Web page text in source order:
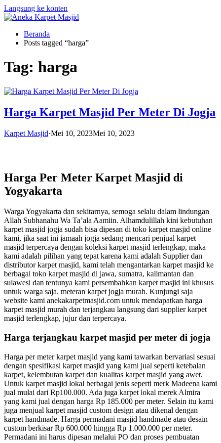
Langsung ke konten
Beranda
Posts tagged “harga”
Tag: harga
Harga Karpet Masjid Per Meter Di Jogja
Karpet Masjid·Mei 10, 2023Mei 10, 2023
Harga Per Meter Karpet Masjid di
Yogyakarta
Warga Yogyakarta dan sekitarnya, semoga selalu dalam lindungan
Allah Subhanahu Wa Ta’ala Aamiin. Alhamdulillah kini kebutuhan
karpet masjid jogja sudah bisa dipesan di toko karpet masjid online
kami, jika saat ini jamaah jogja sedang mencari penjual karpet
masjid terpercaya dengan koleksi karpet masjid terlengkap, maka
kami adalah pilihan yang tepat karena kami adalah Supplier dan
distributor karpet masjid, kami telah mengantarkan karpet masjid ke
berbagai toko karpet masjid di jawa, sumatra, kalimantan dan
sulawesi dan tentunya kami persembahkan karpet masjid ini khusus
untuk warga saja. meteran karpet jogja murah. Kunjungi saja
website kami anekakarpetmasjid.com untuk mendapatkan harga
karpet masjid murah dan terjangkau langsung dari supplier karpet
masjid terlengkap, jujur ​​dan terpercaya.
Harga terjangkau karpet masjid per meter di jogja
Harga per meter karpet masjid yang kami tawarkan bervariasi sesuai
dengan spesifikasi karpet masjid yang kami jual seperti ketebalan
karpet, kelembutan karpet dan kualitas karpet masjid yang awet.
Untuk karpet masjid lokal berbagai jenis seperti merk Madeena kami
jual mulai dari Rp100.000. Ada juga karpet lokal merek Almira
yang kami jual dengan harga Rp 185.000 per meter. Selain itu kami
juga menjual karpet masjid custom design atau dikenal dengan
karpet handmade. Harga permadani masjid handmade atau desain
custom berkisar Rp 600.000 hingga Rp 1.000.000 per meter.
Permadani ini harus dipesan melalui PO dan proses pembuatan